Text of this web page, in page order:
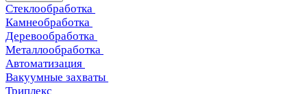
Стеклообработка
Камнеобработка
Деревообработка
Металлообработка
Автоматизация
Вакуумные захваты
Триплекс